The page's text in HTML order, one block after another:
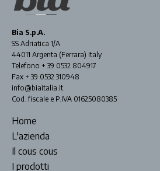
Bia S.p.A.
SS Adriatica 1/A
44011 Argenta (Ferrara) Italy
Telefono + 39 0532 804917
Fax + 39 0532 310948
info@biaitalia.it
Cod. fiscale e P.IVA 01625080385
Home
L'azienda
Il cous cous
I prodotti